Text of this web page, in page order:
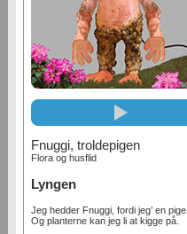
Fnuggi, troldepigen
Flora og husflid
Lyngen
Jeg hedder Fnuggi, fordi jeg’ en pige
Og planterne kan jeg li at kigge på.